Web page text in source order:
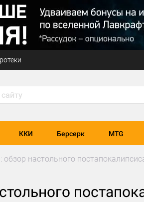
ККИ Берсерк MTG
обзор настольного